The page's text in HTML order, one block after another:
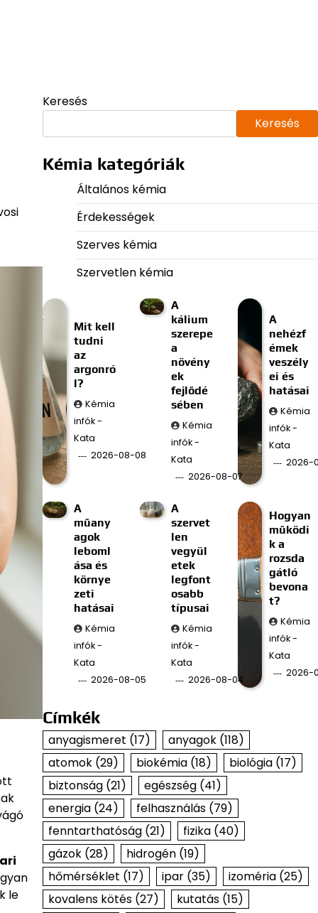
le
Keresés
Keresés
Kémia kategóriák
Általános kémia
Érdekességek
Szerves kémia
Szervetlen kémia
Mit kell
tudni
az
argonró
l?
Kémia
infók -
Kata
2026-08-08
A
kálium
szerepe
a
növény
ek
fejlődé
sében
Kémia
infók -
Kata
2026-08-07
A
nehézf
émek
veszély
ei és
hatásai
Kémia
infók -
Kata
2026-
A
műany
agok
leboml
ása és
környe
zeti
hatásai
Kémia
infók -
Kata
2026-08-05
A
szervet
len
vegyül
etek
legfont
osabb
típusai
Kémia
infók -
Kata
2026-08-04
Hogyan
működi
k a
rozsda
gátló
bevona
t?
Kémia
infók -
Kata
2026-
Címkék
anyagismeret (17) anyagok(118)
atomok(29) biokémia(18) biológia(17)
biztonság(21) egészség(41)
energia(24) felhasználás(79)
fenntarthatóság(21) fizika(40)
gázok(28) hidrogén(19)
hőmérséklet (17) ipar(35) izoméria(25)
kovalens kötés(27) kutatás(15)